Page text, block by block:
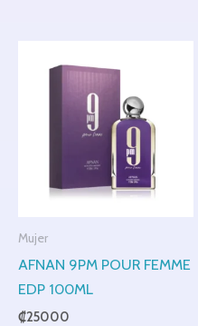
Mujer
AFNAN 9PM POUR FEMME
EDP 100ML
₡25000